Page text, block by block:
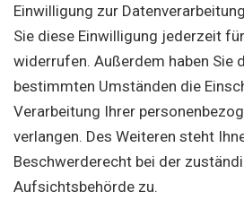
Einwilligung zur
Sie diese Einwilligung jederzeit
widerrufen. Außerdem haben Sie
bestimmten Umständen die
Verarbeitung Ihrer
verlangen. Des Weiteren steht
Beschwerderecht bei der
Aufsichtsbehörde zu.